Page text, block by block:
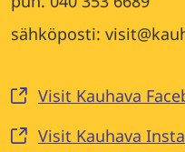
sähköposti:
Visit Kauhava
Visit Kauhava